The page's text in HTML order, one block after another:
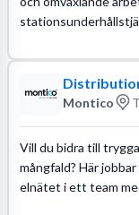
Montico
Vill du bidra till
mångfald? Här
elnätet i ett team